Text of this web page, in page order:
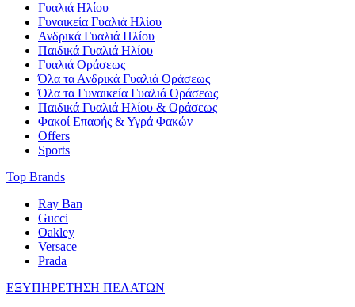
Γυαλιά Ηλίου
Γυναικεία Γυαλιά Ηλίου
Ανδρικά Γυαλιά Ηλίου
Παιδικά Γυαλιά Ηλίου
Γυαλιά Οράσεως
Όλα τα Ανδρικά Γυαλιά Οράσεως
Όλα τα Γυναικεία Γυαλιά Οράσεως
Παιδικά Γυαλιά Ηλίου & Οράσεως
Φακοί Επαφής & Υγρά Φακών
Offers
Sports
Top Brands
Ray Ban
Gucci
Oakley
Versace
Prada
ΕΞΥΠΗΡΕΤΗΣΗ ΠΕΛΑΤΩΝ